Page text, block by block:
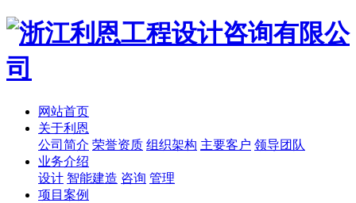
网站首页
关于利恩
公司简介 荣誉资质 组织架构 主要客户 领导团队
业务介绍
设计 智能建造 咨询 管理
项目案例